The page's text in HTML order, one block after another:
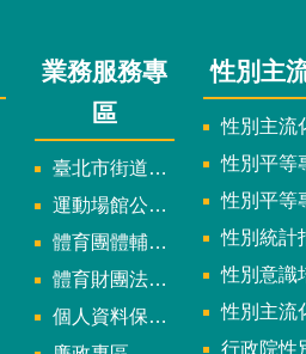
業務服務專
區
臺北市街道遊戲申請專區
運動場館公司設立輔導專區
體育團體輔導訪視
體育財團法人/公益信託專區
個人資料保護專區
性別主
性別主流化實施計畫暨細
性別平等專案小組委員
性別平等專案小組會議
性別統計指標及
性別意識培力、統計分析案、影響
性別主流化年度成果
行政院性別平等